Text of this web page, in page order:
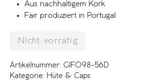
Aus nachhaltigem Kork
Fair produziert in Portugal
Nicht vorrätig
Artikelnummer: GIF098-56D
Kategorie: Hüte & Caps